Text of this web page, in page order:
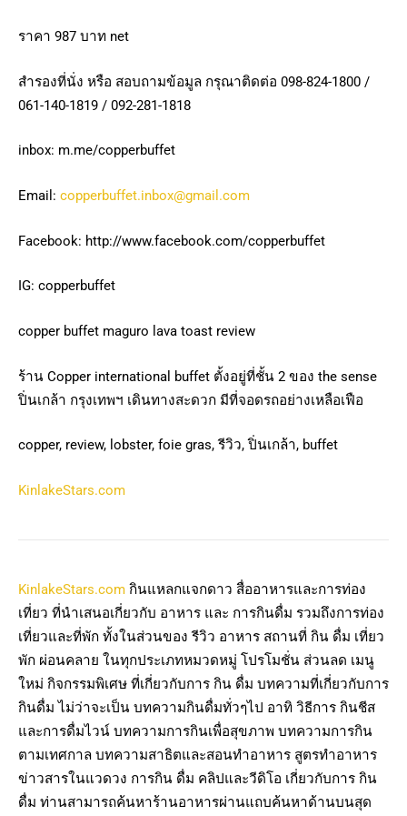
ราคา 987 บาท net
สำรองที่นั่ง หรือ สอบถามข้อมูล กรุณาติดต่อ 098-824-1800 /
061-140-1819 / 092-281-1818
inbox: m.me/copperbuffet
Email: copperbuffet.inbox@gmail.com
Facebook: http://www.facebook.com/copperbuffet
IG: copperbuffet
copper buffet maguro lava toast review
ร้าน Copper international buffet ตั้งอยู่ที่ชั้น 2 ของ the sense
ปิ่นเกล้า กรุงเทพฯ เดินทางสะดวก มีที่จอดรถอย่างเหลือเฟือ
copper, review, lobster, foie gras, รีวิว, ปิ่นเกล้า, buffet
KinlakeStars.com
KinlakeStars.com กินแหลกแจกดาว สื่ออาหารและการท่อง
เที่ยว ที่นำเสนอเกี่ยวกับ อาหาร และ การกินดื่ม รวมถึงการท่อง
เที่ยวและที่พัก ทั้งในส่วนของ รีวิว อาหาร สถานที่ กิน ดื่ม เที่ยว
พัก ผ่อนคลาย ในทุกประเภทหมวดหมู่ โปรโมชั่น ส่วนลด เมนู
ใหม่ กิจกรรมพิเศษ ที่เกี่ยวกับการ กิน ดื่ม บทความที่เกี่ยวกับการ
กินดื่ม ไม่ว่าจะเป็น บทความกินดื่มทั่วๆไป อาทิ วิธีการ กินชีส
และการดื่มไวน์ บทความการกินเพื่อสุขภาพ บทความการกิน
ตามเทศกาล บทความสาธิตและสอนทำอาหาร สูตรทำอาหาร
ข่าวสารในแวดวง การกิน ดื่ม คลิปและวีดิโอ เกี่ยวกับการ กิน
ดื่ม ท่านสามารถค้นหาร้านอาหารผ่านแถบค้นหาด้านบนสุด